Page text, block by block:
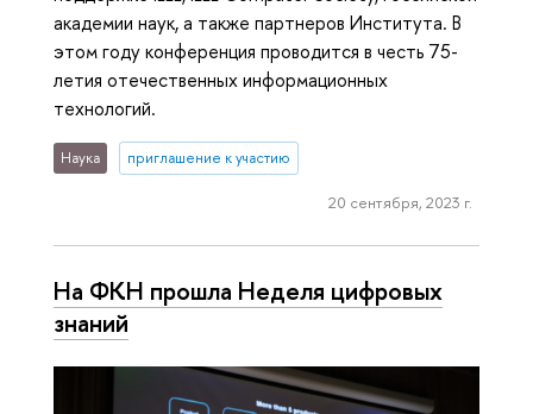
академии наук, а также партнеров Института. В
этом году конференция проводится в честь 75-
летия отечественных информационных
технологий.
Наука приглашение к участию
20 сентября, 2023 г.
На ФКН прошла Неделя цифровых
знаний